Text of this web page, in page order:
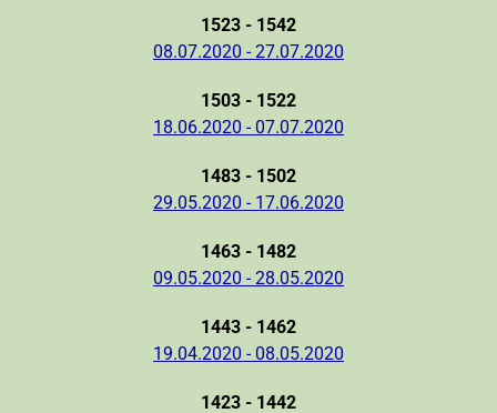
1523 - 1542
08.07.2020 - 27.07.2020
1503 - 1522
18.06.2020 - 07.07.2020
1483 - 1502
29.05.2020 - 17.06.2020
1463 - 1482
09.05.2020 - 28.05.2020
1443 - 1462
19.04.2020 - 08.05.2020
1423 - 1442